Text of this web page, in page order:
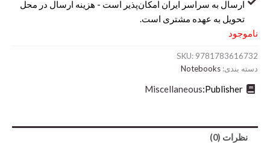
ارسال به سراسر ایران امکان‌پذیر است - هزینه ارسال در محل
تحویل به عهده مشتری است.
ناموجود
SKU: 9781783616732
دسته بندی: Notebooks
Publisher:
Miscellaneous
نظرات (0)